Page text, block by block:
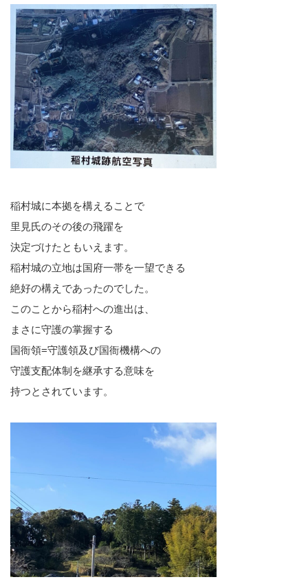
稲村城に本拠を構えることで
里見氏のその後の飛躍を
決定づけたともいえます。
稲村城の立地は国府一帯を一望できる
絶好の構えであったのでした。
このことから稲村への進出は、
まさに守護の掌握する
国衙領=守護領及び国衙機構への
守護支配体制を継承する意味を
持つとされています。